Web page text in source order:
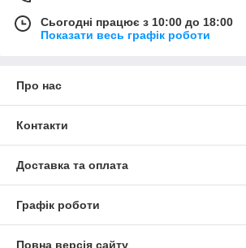
Сьогодні працює з 10:00 до 18:00
Показати весь графік роботи
Про нас
Контакти
Доставка та оплата
Графік роботи
Повна версія сайту